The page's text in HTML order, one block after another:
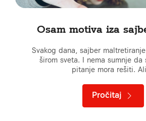
Osam motiva iza
Svakog dana, sajber
širom sveta. I nema sumnje da
pitanje mora rešiti.
Pročitaj